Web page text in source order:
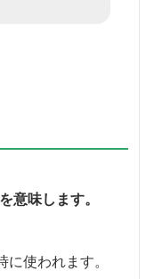
意味します。
使われます。